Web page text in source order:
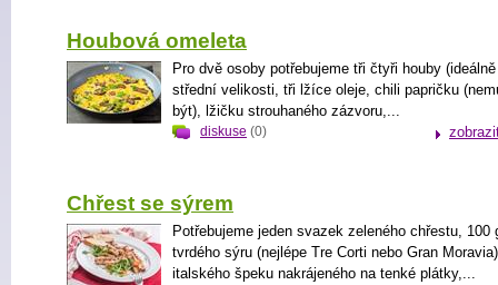
Houbová omeleta
Pro dvě osoby potřebujeme tři čtyři houby
střední velikosti, tři lžíce oleje, chili papričku
být), lžičku strouhaného zázvoru,...
diskuse (0)
Chřest se sýrem
Potřebujeme jeden svazek zeleného chřestu, 100
tvrdého sýru (nejlépe Tre Corti nebo Gran
italského špeku nakrájeného na tenké plátky,...